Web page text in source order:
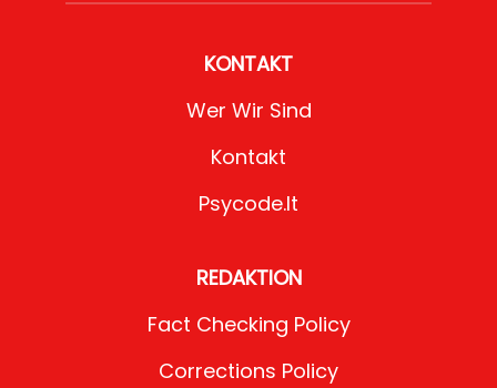
KONTAKT
Wer Wir Sind
Kontakt
Psycode.it
REDAKTION
Fact Checking Policy
Corrections Policy